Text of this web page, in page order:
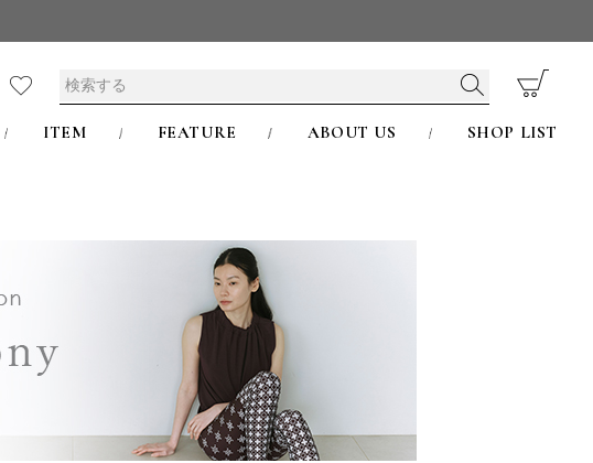
ITEM FEATURE ABOUT US SHOP LIST